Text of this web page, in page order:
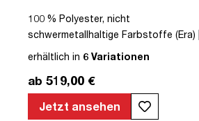
100 % Polyester, nicht
schwermetallhaltige Farbstoffe (Era) |
Schwarz | Drehstuhl | Polsterrücken |
Höhenverstellbar | Verstellbare
Armlehnen | Verstellbare Rückenlehne |
Belastbar bis 120kg | Textil | Schwarz |
erhältlich in 6 Variationen
ab 519,00 €
Jetzt ansehen